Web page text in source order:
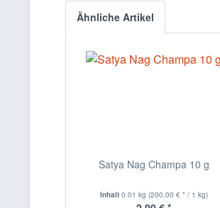
Ähnliche Artikel
Satya Nag Champa 10 g
Inhalt 0.01 kg (200,00 € * / 1 kg)